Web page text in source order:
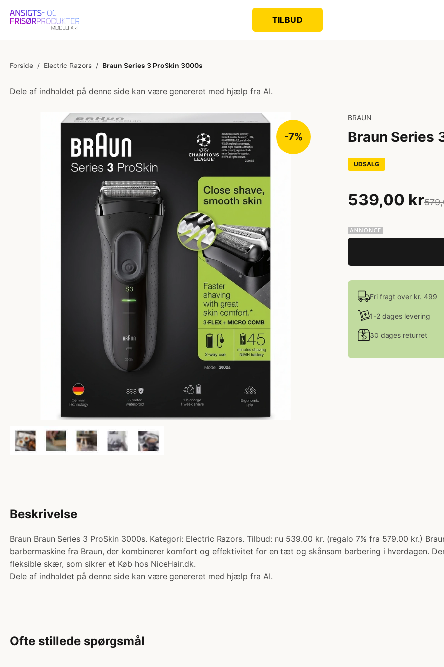
TILBUD
Forside / Electric Razors / Braun Series 3 ProSkin 3000s
Dele af indholdet på denne side kan være genereret med hjælp fra AI.
-7%
BRAUN
Braun Series
UDSALG
539,00 kr
Fri fragt over kr. 499
1-2 dages levering
30 dages returret
Beskrivelse
Braun Braun Series 3 ProSkin 3000s. Kategori: Electric Razors. Tilbud: nu 539.00 kr. (regalo 7% fra 579.00 kr.)
barbermaskine fra Braun, der kombinerer komfort og effektivitet for en tæt og skånsom barbering i hverdagen.
fleksible skær, som sikrer et Køb hos NiceHair.dk.
Dele af indholdet på denne side kan være genereret med hjælp fra AI.
Ofte stillede spørgsmål